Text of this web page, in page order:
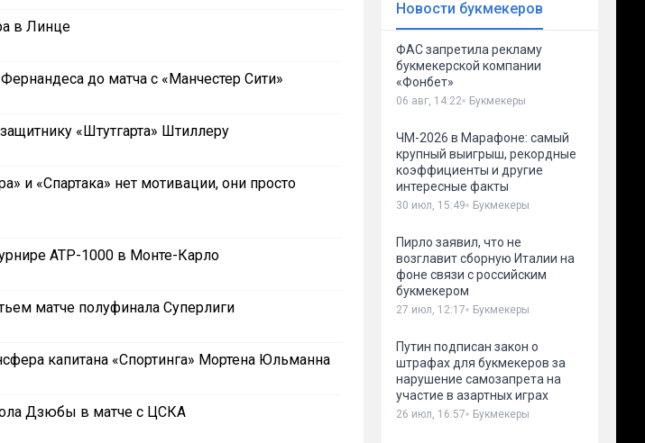
в Линце
до матча с «Манчестер Сити»
«Штутгарта» Штиллеру
и «Спартака» нет мотивации, они просто
ATP-1000 в Монте-Карло
матче полуфинала Суперлиги
капитана «Спортинга» Мортена Юльманна
Дзюбы в матче с ЦСКА
Новости букмекеров
ФАС запретила рекламу
букмекерской компании
«Фонбет»
06 авг, 14:22 Букмекеры
ЧМ-2026 в Марафоне: самый
крупный выигрыш, рекордные
коэффициенты и другие
интересные факты
30 июл, 15:49 Букмекеры
Пирло заявил, что не
возглавит сборную Италии на
фоне связи с российским
букмекером
27 июл, 12:17 Букмекеры
Путин подписан закон о
штрафах для букмекеров за
нарушение самозапрета на
участие в азартных играх
26 июл, 16:57 Букмекеры